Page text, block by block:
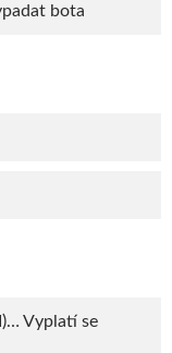
bota
Vyplatí se